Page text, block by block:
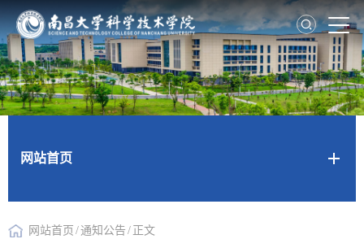
网站首页
网站首页 /通知公告 / 正文